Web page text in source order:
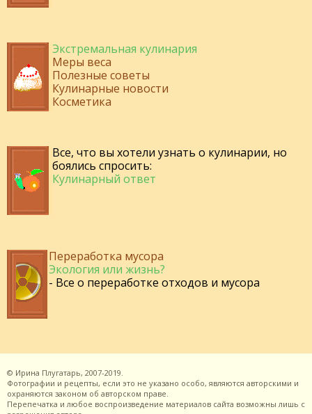
Экстремальная кулинария
Меры веса
Полезные советы
Кулинарные новости
Косметика
Все, что вы хотели узнать о кулинарии, но
боялись спросить:
Кулинарный ответ
Переработка мусора
Экология или жизнь?
- Все о переработке отходов и мусора
© Ирина Плугатарь, 2007-2019.
Фотографии и рецепты, если это не указано особо, являются авторскими и
охраняются законом об авторском праве.
Перепечатка и любое воспроизведение материалов сайта возможны лишь с